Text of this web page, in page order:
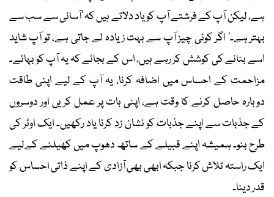
ہے، لیکن آپ کے فرشتے آپ کو یاد دلاتے ہیں کہ ’آسانی سے سب سے
بہتر ہے۔‘ اگر کوئی چیز آپ سے بہت زیادہ لے جاتی ہے، تو آپ شاید
اسے بنانے کی کوشش کر رہے ہیں، اس کے بجائے کہ یہ آپ کو بہائے۔
مزاحمت کے احساس میں اضافہ کرنا، یہ آپ کے لیے اپنی طاقت
دوبارہ حاصل کرنے کا وقت ہے، اپنی بات پر عمل کریں اور دوسروں
کے جذبات سے اپنے جذبات کو نشان زد کرنا یاد رکھیں۔ ایک اوٹر کی
طرح بنو۔ ہمیشہ اپنے قبیلے کے ساتھ دھوپ میں کھیلنے کےلیے
ایک راستہ تلاش کرنا جبکہ ابھی بھی آزادی کے اپنے ذاتی احساس کو
قدر دینا۔